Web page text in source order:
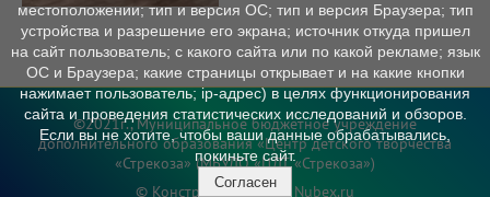
©2021г., Муниципальное бюджетное учреждение
дополнительного образования «Центр детского творчества
«Стрекоза» (МБУДО «ЦДТ «Стрекоза»)
© Конструктор сайтов Nubex.ru
местоположении; тип и версия ОС; тип и версия Браузера; тип
устройства и разрешение его экрана; источник откуда пришел
на сайт пользователь; с какого сайта или по какой рекламе; язык
ОС и Браузера; какие страницы открывает и на какие кнопки
нажимает пользователь; ip-адрес) в целях функционирования
сайта и проведения статистических исследований и обзоров.
Если вы не хотите, чтобы ваши данные обрабатывались,
покиньте сайт.
Согласен